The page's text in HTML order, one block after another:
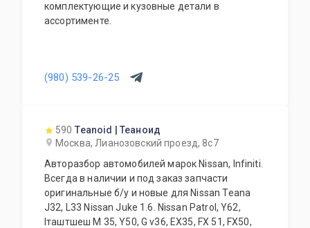
комплектующие и кузовные детали в
ассортименте.
(980) 539-26-25
590 Teanoid | Теаноид
Москва, Лианозовский проезд, 8с7
Авторазбор автомобилей марок Nissan, Infiniti.
Всегда в наличии и под заказ запчасти
оригинальные б/у и новые для Nissan Teana
J32, L33 Nissan Juke 1.6. Nissan Patrol, Y62,
Iташтшеш M 35, Y50, G v36, EX35, FX 51, FX50,